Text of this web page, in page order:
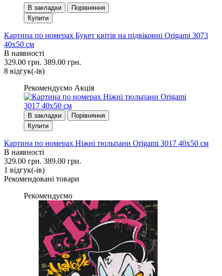
В закладки
Порівняння
Купити
Картина по номерах Букет квітів на підвіконні Origami 3073
40x50 см
В наявності
329.00 грн. 389.00 грн.
8 вiдгук(-iв)
Рекомендуємо Акція
В закладки
Порівняння
Купити
Картина по номерах Ніжні тюльпани Origami 3017 40x50 см
В наявності
329.00 грн. 389.00 грн.
1 вiдгук(-iв)
Рекомендовані товари
Рекомендуємо